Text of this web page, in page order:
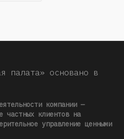
палата» основано в
компании —
частных клиентов на
управление ценными